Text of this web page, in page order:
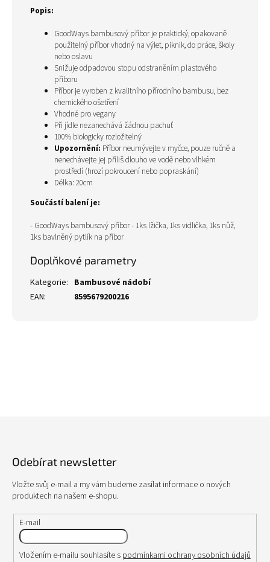
Popis:
GoodWays bambusový příbor je praktický, opakovaně
použitelný příbor vhodný na výlet, piknik, do práce, školy
nebo oslavu
Snižuje odpadovou stopu odstraněním plastového
příboru
Příbor je vyroben z kvalitního přírodního bambusu, bez
chemického ošetření
Vhodné pro vegany
Při jídle nezanechává žádnou pachuť
100% biologicky rozložitelný
Upozornění: Příbor neumývejte v myčce, pouze ručně a
nenechávejte jej příliš dlouho ve vodě nebo vlhkém
prostředí (hrozí pokroucení nebo popraskání)
Délka: 20cm
Součástí balení je:
- GoodWays bambusový příbor - 1ks lžička, 1ks vidlička, 1ks nůž,
1ks bavlněný pytlík na příbor
Doplňkové parametry
Kategorie: Bambusové nádobí
EAN: 8595679200216
Odebírat newsletter
Vložte svůj e-mail a my vám budeme zasílat informace o nových
produktech na našem e-shopu.
E-mail
Vložením e-mailu souhlasíte s podmínkami ochrany osobních údajů